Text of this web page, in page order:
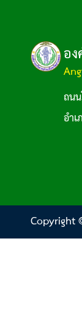
อ
ถน
อำ
Copyright